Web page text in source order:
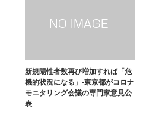
新規陽性者数再び増加すれば「危
機的状況になる」-東京都がコロナ
モニタリング会議の専門家意見公
表